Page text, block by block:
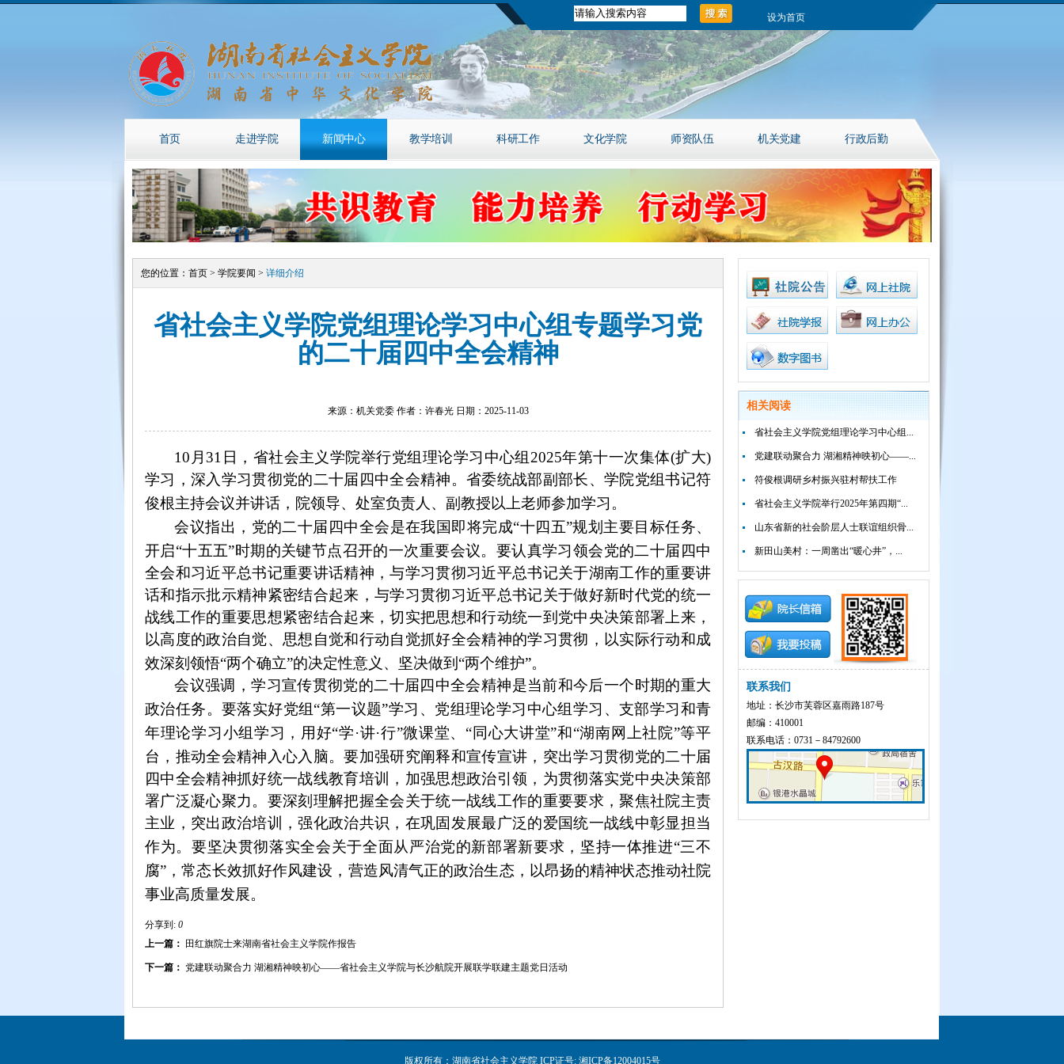
设为首页
首页 走进学院 新闻中心 教学培训 科研工作 文化学院 师资队伍 机关党建 行政后勤
您的位置： 首页 > 学院要闻 > 详细介绍
省社会主义学院党组理论学习中心组专题学习党
的二十届四中全会精神
来源：机关党委 作者：许春光 日期：2025-11-03
10月31日，省社会主义学院举行党组理论学习中心组2025年第十一次集体(扩大)
学习，深入学习贯彻党的二十届四中全会精神。 省委统战部副部长、学院党组书记符
俊根主持会议并讲话，院领导、处室负责人、副教授以上老师参加学习。
会议指出，党的二十届四中全会是在我国即将完成“十四五”规划主要目标任务、
开启“十五五”时期的关键节点召开的一次重要会议。要认真学习领会党的二十届四中
全会和习近平总书记重要讲话精神，与学习贯彻习近平总书记关于湖南工作的重要讲
话和指示批示精神紧密结合起来，与学习贯彻习近平总书记关于做好新时代党的统一
战线工作的重要思想紧密结合起来，切实把思想和行动统一到党中央决策部署上来，
以高度的政治自觉、思想自觉和行动自觉抓好全会精神的学习贯彻， 以实际行动和成
效深刻领悟“两个确立”的决定性意义、坚决做到“两个维护”。
会议强调，学习宣传贯彻党的二十届四中全会精神是当前和今后一个时期的重大
政治任务。要落实好党组 “第一议题”学习、党组理论学习中心组学习、支部学习和青
年理论学习小组学习 ，用好“学·讲·行”微课堂、“同心大讲堂”和“湖南网上社院”等平
台， 推动全会精神 入心入脑。要加强研究阐释和宣传宣讲，突出学习贯彻党的二十届
四中全会精神抓好统一战线教育培训，加强思想政治引领，为贯彻落实党中央决策部
署广泛凝心聚力。要深刻理解把握全会关于统一战线工作的重要要求，聚焦社院主责
主业，突出政治培训，强化政治共识，在巩固发展最广泛的爱国统一战线中彰显担当
作为。要坚决贯彻落实全会关于全面从严治党的新部署新要求， 坚持一体推进“三不
腐”，常态长效抓好作风建设，营造风清气正的政治生态，以昂扬的精神状态推动社院
事业高质量发展。
分享到: 0
上一篇：
田红旗院士来湖南省社会主义学院作报告
下一篇： 党建联动聚合力 湖湘精神映初心——省社会主义学院与长沙航院开展联学联建主题党日活动
相关阅读
省社会主义学院党组理论学习中心组...
党建联动聚合力 湖湘精神映初心——...
符俊根调研乡村振兴驻村帮扶工作
省社会主义学院举行2025年第四期“...
山东省新的社会阶层人士联谊组织骨...
新田山美村：一周凿出“暖心井”，...
联系我们
地址：长沙市芙蓉区嘉雨路187号
邮编：410001
联系电话：0731－84792600
版权所有：湖南省社会主义学院 ICP证号: 湘ICP备12004015号